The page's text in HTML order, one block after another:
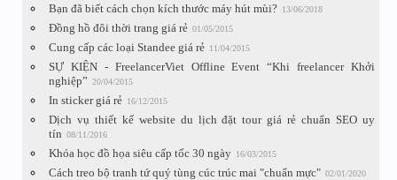
Bạn đã biết cách chọn kích thước máy hút mùi? 13/06/2018
Đồng hồ đôi thời trang giá rẻ 01/05/2015
Cung cấp các loại Standee giá rẻ 11/04/2015
SỰ KIỆN - FreelancerViet Offline Event “Khi freelancer Khởi
nghiệp” 20/04/2015
In sticker giá rẻ 16/12/2015
Dịch vụ thiết kế website du lịch đặt tour giá rẻ chuẩn SEO uy
tín 08/11/2016
Khóa học đồ họa siêu cấp tốc 30 ngày 16/03/2015
Cách treo bộ tranh tứ quý tùng cúc trúc mai "chuẩn mực" 02/01/2020